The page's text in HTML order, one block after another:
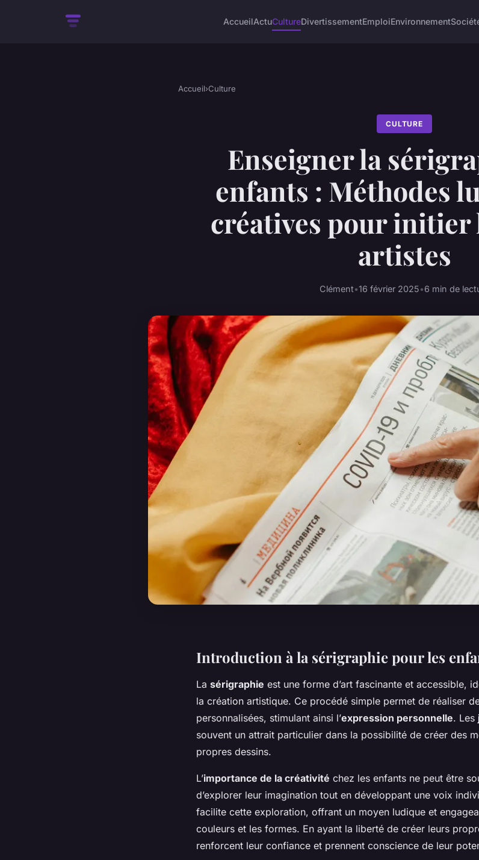
AccueilActuCultureDivertissementEmploiEnvironnement
Accueil›Culture
CULTURE
Enseigner la
enfants : Méthodes
créatives pour initier
artistes
Clément•16 février 2025•6 min de
Introduction à la sérigraphie pour les
La sérigraphie est une forme d’art fascinante et accessible,
la création artistique. Ce procédé simple permet de réaliser
personnalisées, stimulant ainsi l’expression personnelle. Les
souvent un attrait particulier dans la possibilité de créer des
propres dessins.
L’importance de la créativité chez les enfants ne peut être
d’explorer leur imagination tout en développant une voix
facilite cette exploration, offrant un moyen ludique et
couleurs et les formes. En ayant la liberté de créer leurs
renforcent leur confiance et prennent conscience de leur